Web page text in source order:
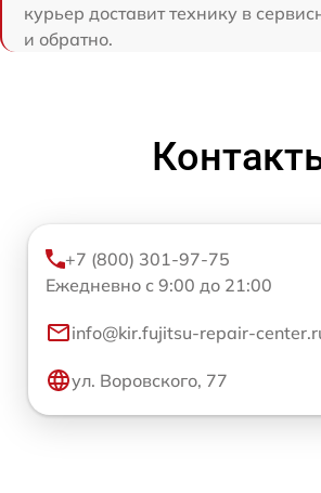
курьер доставит технику в
и обратно.
+7 (800) 301-97-75
Ежедневно с 9:00 до 21:00
info@kir.fujitsu-repair-
ул. Воровского, 77